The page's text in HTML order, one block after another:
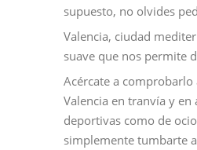
supuesto, no olvides
Valencia, ciudad
suave que nos permite
Acércate a comprobarlo
Valencia en tranvía y
deportivas como de
simplemente tumbarte